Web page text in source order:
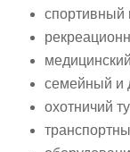
спортивный
семейный и
охотничий